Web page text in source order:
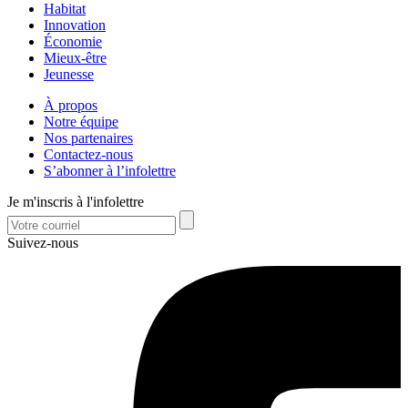
Habitat
Innovation
Économie
Mieux-être
Jeunesse
À propos
Notre équipe
Nos partenaires
Contactez-nous
S’abonner à l’infolettre
Je m'inscris à l'infolettre
Suivez-nous